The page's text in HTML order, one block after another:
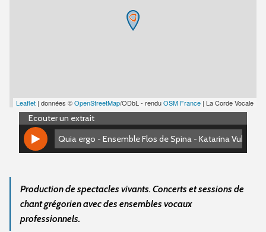
Leaflet | données ©OpenStreetMap/ODbL - renduOSM France | La Corde Vocale
Ecouter un extrait
Quia ergo - Ensemble Flos de Spina - Katarina
Quia ergo - Ensemble Flos de Spina - Katarina
Production de spectacles vivants. Concerts et sessions de
chant grégorien avec des ensembles vocaux
professionnels.